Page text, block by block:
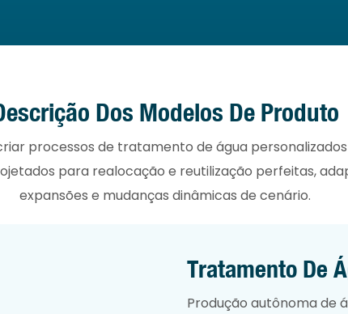
Dos Modelos De Produto
processos de tratamento de água
para realocação e reutilização perfeitas,
expansões e mudanças dinâmicas de cenário.
Tratamento De
Produção autônoma de